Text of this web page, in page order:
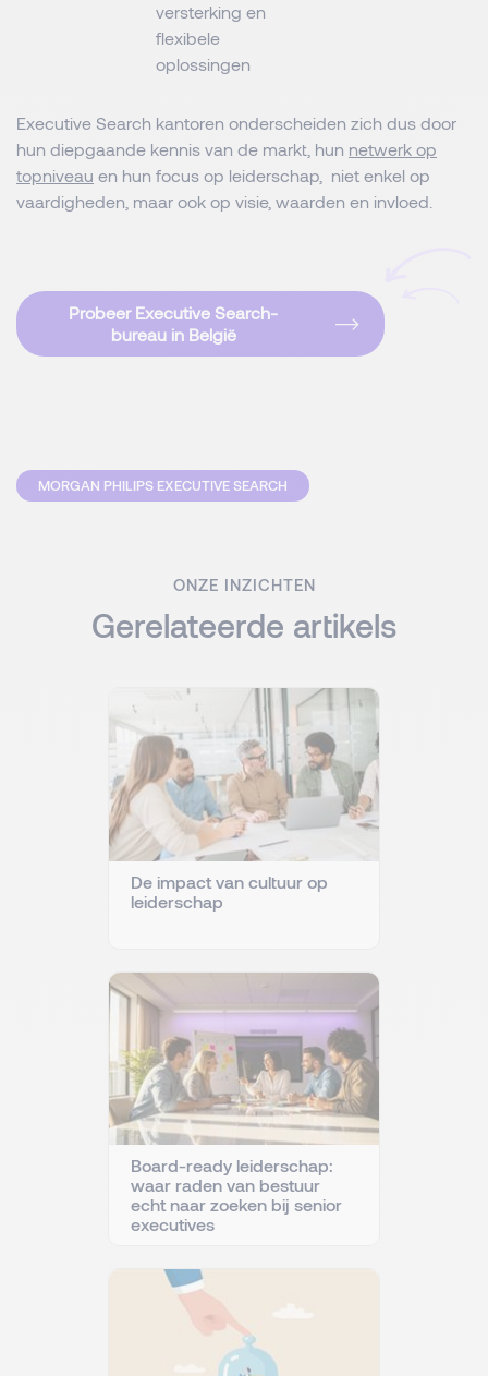
versterking en
flexibele
oplossingen
Executive Search kantoren onderscheiden zich dus door
hun diepgaande kennis van de markt, hun netwerk op
topniveau en hun focus op leiderschap, niet enkel op
vaardigheden, maar ook op visie, waarden en invloed.
Probeer Executive Search-
bureau in België
MORGAN PHILIPS EXECUTIVE SEARCH
ONZE INZICHTEN
Gerelateerde artikels
De impact van cultuur op
leiderschap
Board-ready leiderschap:
waar raden van bestuur
echt naar zoeken bij senior
executives